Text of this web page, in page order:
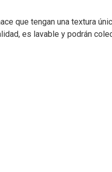
que tengan una textura
es lavable y podrán